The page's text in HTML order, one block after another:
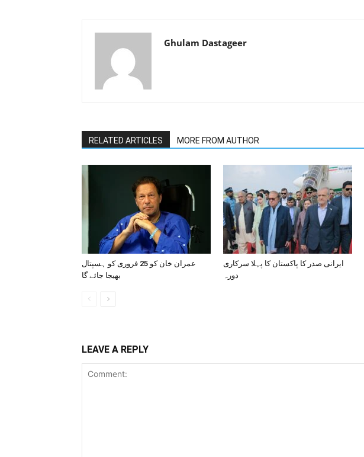
Ghulam Dastageer
RELATED ARTICLES MORE FROM AUTHOR
عمران خان کو 25 فروری کو ہسپتال
بھیجا جائے گا
ایرانی صدر کا پاکستان کا پہلا سرکاری
دورہ
LEAVE A REPLY